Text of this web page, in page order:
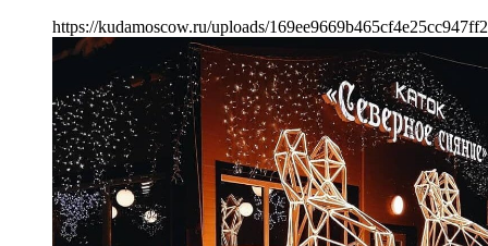
https://kudamoscow.ru/uploads/